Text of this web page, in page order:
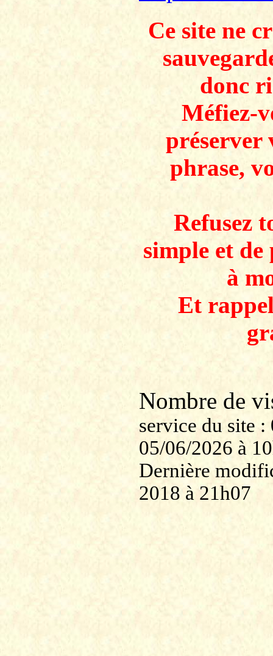
Ce site ne
donc
Méfiez-
préserver
phrase,
Refusez
simple et
à
Et
Nombre de
service du site
05/06/2026 à
Dernière
2018 à 21h07